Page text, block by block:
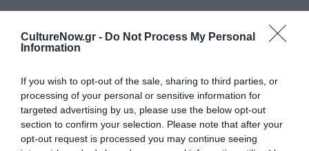
CultureNow.gr - Do Not Process My Personal
Information
If you wish to opt-out of the sale, sharing to third parties, or
processing of your personal or sensitive information for
targeted advertising by us, please use the below opt-out
section to confirm your selection. Please note that after your
opt-out request is processed you may continue seeing
Πολιτισμό στοCulturenow.gr
Tags
ΑΦΗΓΗΣΗ ΠΑΡΑΜΥΘΙΩΝ